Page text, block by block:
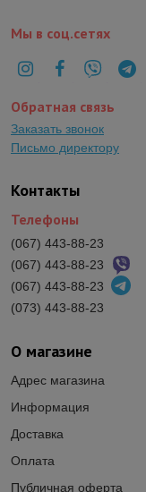
О магазине
Адрес магазина
Информация
Доставка
Оплата
Публичная оферта
Контакты
Телефоны
(067) 443-88-23
(067) 443-88-23
(067) 443-88-23
(073) 443-88-23
Мы в соц.сетях
Обратная связь
Заказать звонок
Письмо директору